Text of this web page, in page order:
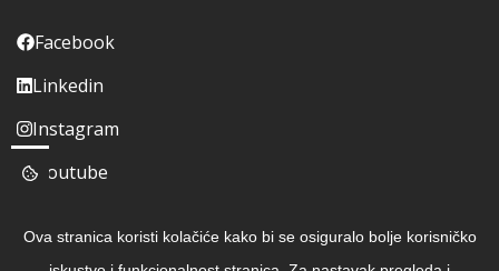
Facebook
Linkedin
Instagram
Youtube
Ova stranica koristi kolačiće kako bi se osiguralo bolje korisničko